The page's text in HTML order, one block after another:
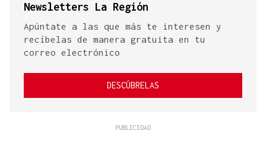
Newsletters La Región
Apúntate a las que más te interesen y
recíbelas de manera gratuita en tu
correo electrónico
DESCÚBRELAS